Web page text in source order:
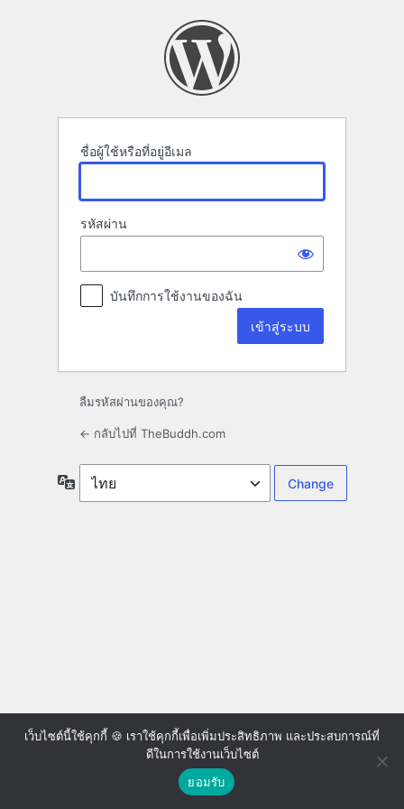
ชื่อผู้ใช้หรือที่อยู่อีเมล
รหัสผ่าน
บันทึกการใช้งานของฉัน
ลืมรหัสผ่านของคุณ?
← กลับไปที่ TheBuddh.com
ภาษา
เว็บไซต์นี้ใช้คุกกี้ 🍪 เราใช้คุกกี้เพื่อเพิ่มประสิทธิภาพ และประสบการณ์ที่
ดีในการใช้งานเว็บไซต์
ยอมรับ